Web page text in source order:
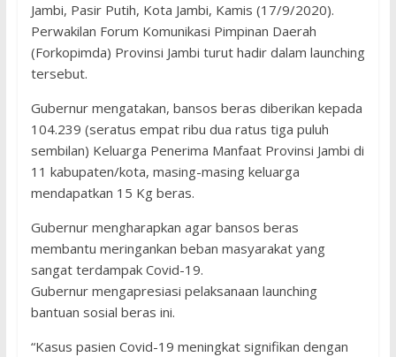
Jambi, Pasir Putih, Kota Jambi, Kamis (17/9/2020).
Perwakilan Forum Komunikasi Pimpinan Daerah
(Forkopimda) Provinsi Jambi turut hadir dalam launching
tersebut.
Gubernur mengatakan, bansos beras diberikan kepada
104.239 (seratus empat ribu dua ratus tiga puluh
sembilan) Keluarga Penerima Manfaat Provinsi Jambi di
11 kabupaten/kota, masing-masing keluarga
mendapatkan 15 Kg beras.
Gubernur mengharapkan agar bansos beras
membantu meringankan beban masyarakat yang
sangat terdampak Covid-19.
Gubernur mengapresiasi pelaksanaan launching
bantuan sosial beras ini.
“Kasus pasien Covid-19 meningkat signifikan dengan